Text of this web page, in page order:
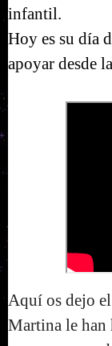
infantil.
Hoy es su día
apoyar desde
Aquí os dejo
Martina le han